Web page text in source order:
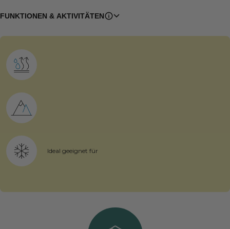
FUNKTIONEN & AKTIVITÄTEN
Ideal geeignet für